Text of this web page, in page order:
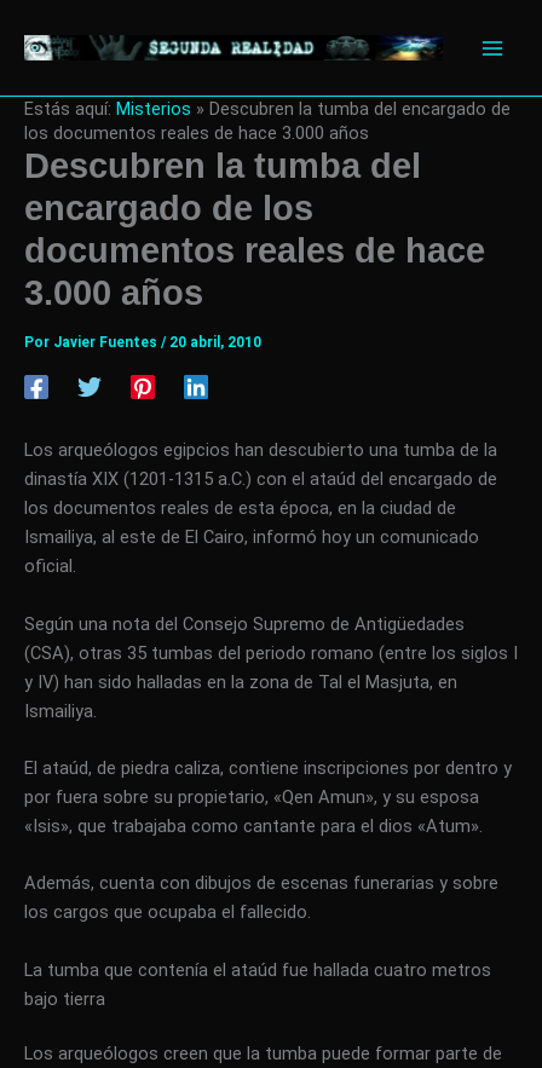
Estás aquí: Misterios » Descubren la tumba del encargado de
los documentos reales de hace 3.000 años
Descubren la tumba del
encargado de los
documentos reales de hace
3.000 años
Por Javier Fuentes / 20 abril, 2010
Los arqueólogos egipcios han descubierto una tumba de la
dinastía XIX (1201-1315 a.C.) con el ataúd del encargado de
los documentos reales de esta época, en la ciudad de
Ismailiya, al este de El Cairo, informó hoy un comunicado
oficial.
Según una nota del Consejo Supremo de Antigüedades
(CSA), otras 35 tumbas del periodo romano (entre los siglos I
y IV) han sido halladas en la zona de Tal el Masjuta, en
Ismailiya.
El ataúd, de piedra caliza, contiene inscripciones por dentro y
por fuera sobre su propietario, «Qen Amun», y su esposa
«Isis», que trabajaba como cantante para el dios «Atum».
Además, cuenta con dibujos de escenas funerarias y sobre
los cargos que ocupaba el fallecido.
La tumba que contenía el ataúd fue hallada cuatro metros
bajo tierra
Los arqueólogos creen que la tumba puede formar parte de